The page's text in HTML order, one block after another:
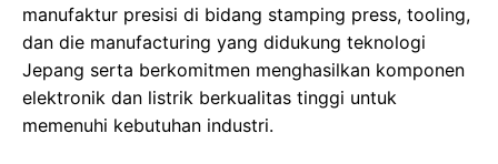
manufaktur presisi di bidang stamping press, tooling,
dan die manufacturing yang didukung teknologi
Jepang serta berkomitmen menghasilkan komponen
elektronik dan listrik berkualitas tinggi untuk
memenuhi kebutuhan industri.